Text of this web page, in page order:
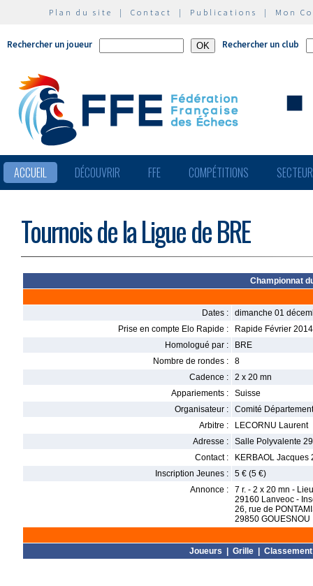
Plan du site | Contact | Publications | Mon
Rechercher un joueur Rechercher un club
ACCUEIL DÉCOUVRIR FFE COMPÉTITIONS
Tournois de la Ligue de BRE
Championnat
Dates :
dimanche 01
Prise en compte Elo Rapide :
Rapide Février 2014
Homologué par :
BRE
Nombre de rondes :
8
Cadence :
2 x 20 mn
Appariements :
Suisse
Organisateur :
Comité
Arbitre :
LECORNU Laurent
Adresse :
Salle Polyvalente
Contact :
KERBAOL Jacques
Inscription Jeunes :
5 € (5 €)
Annonce :
7 r. - 2 x 20 mn -
29160 Lanveoc -
26, rue de
29850 GOUESNOU
Joueurs Grille| Classement